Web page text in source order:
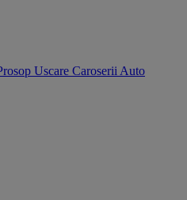
Uscare Caroserii Auto